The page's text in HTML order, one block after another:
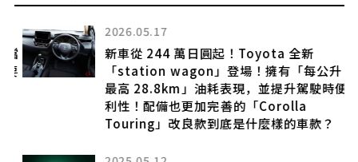
2026.05.17
新車從 244 萬日圓起！Toyota 全新
「station wagon」登場！擁有「每公升
最高 28.8km」油耗表現，並提升駕駛時便
利性！配備也更加完善的「Corolla
Touring」改良款到底是什麼樣的車款？